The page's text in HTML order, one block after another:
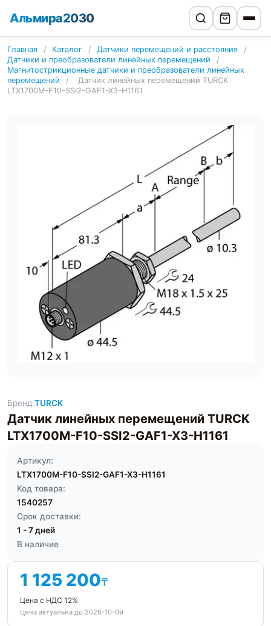
Альмира2030
Главная / Каталог / Датчики перемещений и расстояния
/
Датчики и преобразователи линейных перемещений
/
Магнитострикционные датчики и преобразователи линейных
перемещений
/
Датчик линейных перемещений TURCK
LTX1700M-F10-SSI2-GAF1-X3-H1161
Бренд:TURCK
Датчик линейных перемещений TURCK
LTX1700M-F10-SSI2-GAF1-X3-H1161
Артикул:
LTX1700M-F10-SSI2-GAF1-X3-H1161
Код товара:
1540257
Срок доставки:
1 - 7 дней
В наличие
1 125 200₸
Цена с НДС 12%
Цена актуальна до 2026-10-09